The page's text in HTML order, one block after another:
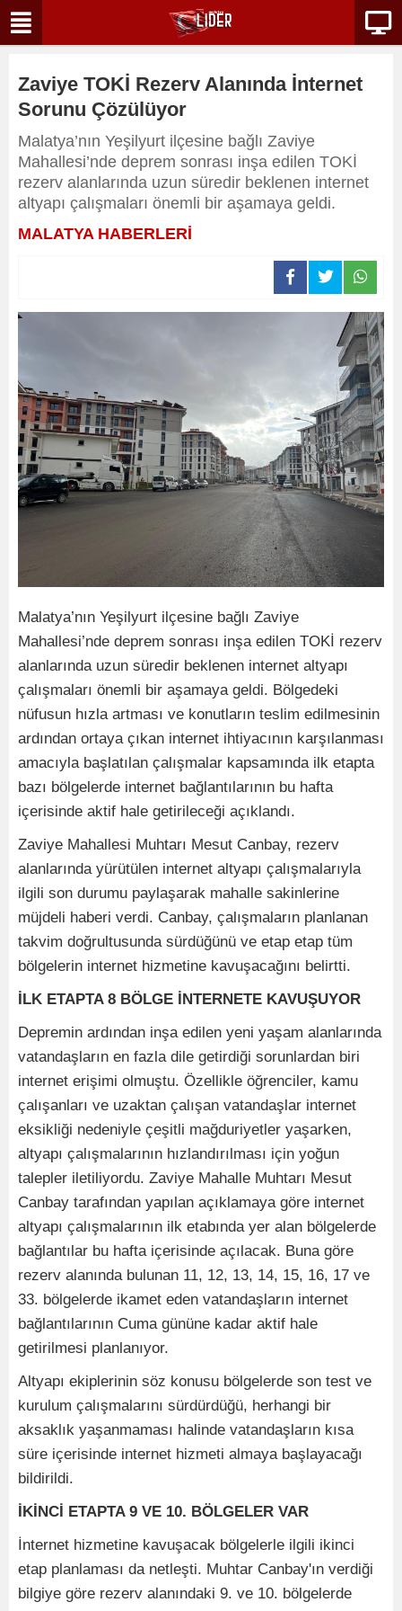
Zaviye TOKİ Rezerv Alanında İnternet
Sorunu Çözülüyor
Malatya’nın Yeşilyurt ilçesine bağlı Zaviye
Mahallesi’nde deprem sonrası inşa edilen TOKİ
rezerv alanlarında uzun süredir beklenen internet
altyapı çalışmaları önemli bir aşamaya geldi.
MALATYA HABERLERİ
Malatya’nın Yeşilyurt ilçesine bağlı Zaviye
Mahallesi’nde deprem sonrası inşa edilen TOKİ rezerv
alanlarında uzun süredir beklenen internet altyapı
çalışmaları önemli bir aşamaya geldi. Bölgedeki
nüfusun hızla artması ve konutların teslim edilmesinin
ardından ortaya çıkan internet ihtiyacının karşılanması
amacıyla başlatılan çalışmalar kapsamında ilk etapta
bazı bölgelerde internet bağlantılarının bu hafta
içerisinde aktif hale getirileceği açıklandı.
Zaviye Mahallesi Muhtarı Mesut Canbay, rezerv
alanlarında yürütülen internet altyapı çalışmalarıyla
ilgili son durumu paylaşarak mahalle sakinlerine
müjdeli haberi verdi. Canbay, çalışmaların planlanan
takvim doğrultusunda sürdüğünü ve etap etap tüm
bölgelerin internet hizmetine kavuşacağını belirtti.
İLK ETAPTA 8 BÖLGE İNTERNETE KAVUŞUYOR
Depremin ardından inşa edilen yeni yaşam alanlarında
vatandaşların en fazla dile getirdiği sorunlardan biri
internet erişimi olmuştu. Özellikle öğrenciler, kamu
çalışanları ve uzaktan çalışan vatandaşlar internet
eksikliği nedeniyle çeşitli mağduriyetler yaşarken,
altyapı çalışmalarının hızlandırılması için yoğun
talepler iletiliyordu. Zaviye Mahalle Muhtarı Mesut
Canbay tarafından yapılan açıklamaya göre internet
altyapı çalışmalarının ilk etabında yer alan bölgelerde
bağlantılar bu hafta içerisinde açılacak. Buna göre
rezerv alanında bulunan 11, 12, 13, 14, 15, 16, 17 ve
33. bölgelerde ikamet eden vatandaşların internet
bağlantılarının Cuma gününe kadar aktif hale
getirilmesi planlanıyor.
Altyapı ekiplerinin söz konusu bölgelerde son test ve
kurulum çalışmalarını sürdürdüğü, herhangi bir
aksaklık yaşanmaması halinde vatandaşların kısa
süre içerisinde internet hizmeti almaya başlayacağı
bildirildi.
İKİNCİ ETAPTA 9 VE 10. BÖLGELER VAR
İnternet hizmetine kavuşacak bölgelerle ilgili ikinci
etap planlaması da netleşti. Muhtar Canbay'ın verdiği
bilgiye göre rezerv alanındaki 9. ve 10. bölgelerde